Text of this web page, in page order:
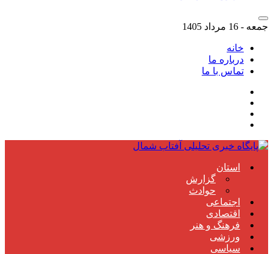
جمعه - 16 مرداد 1405
خانه
درباره ما
تماس با ما
استان
گزارش
حوادث
اجتماعی
اقتصادی
فرهنگ و هنر
ورزشی
سیاسی